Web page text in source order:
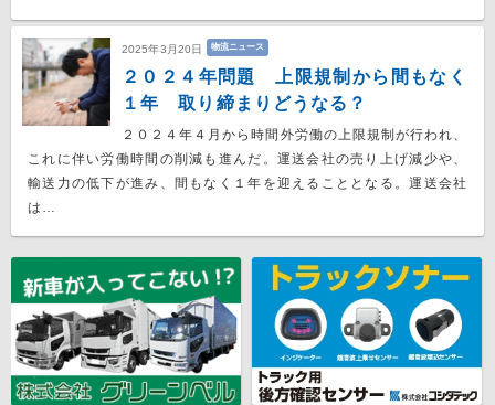
2025年3月20日 物流ニュース
２０２４年問題 上限規制から間もなく
１年 取り締まりどうなる？
２０２４年４月から時間外労働の上限規制が行われ、
これに伴い労働時間の削減も進んだ。運送会社の売り上げ減少や、
輸送力の低下が進み、間もなく１年を迎えることとなる。運送会社
は…